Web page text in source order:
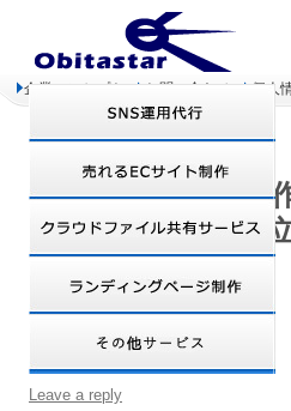
企業コンセプト お問い合わせ 個人
オビタスター 制
得情報、お役
IT導入補助金のご紹介
Leave a reply